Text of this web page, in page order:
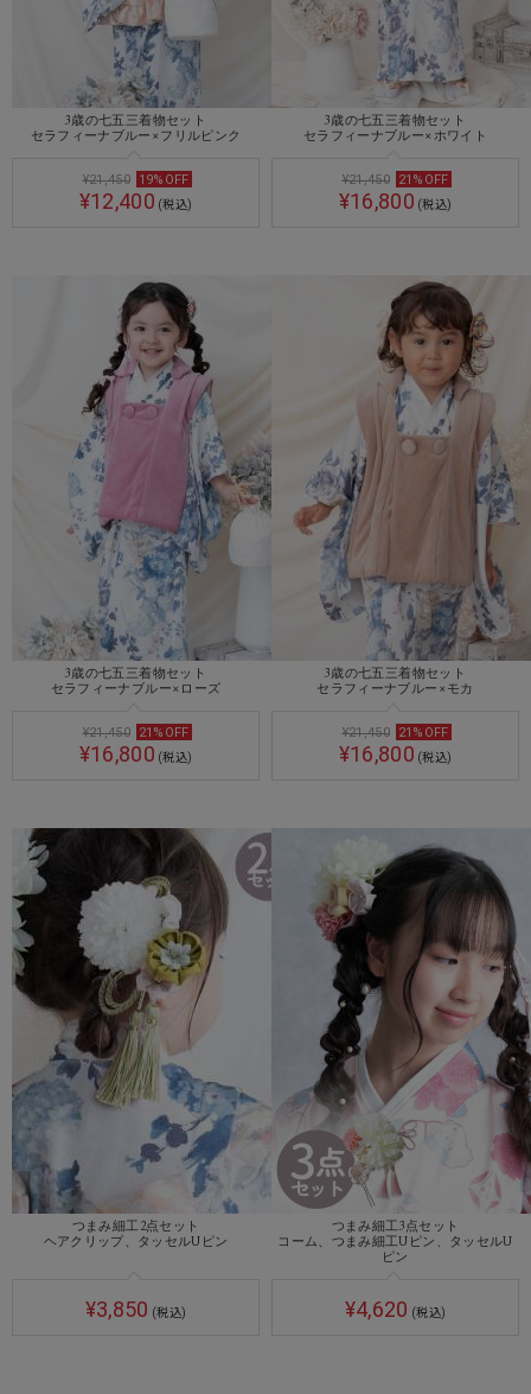
3歳の七五三着物セット
セラフィーナブルー×フリルピンク
¥21,450 19% OFF
¥12,400 (税込)
3歳の七五三着物セット
セラフィーナブルー×ホワイト
¥21,450 21 % OFF
¥16,800 (税込)
3歳の七五三着物セット
セラフィーナブルー×ローズ
¥21,450 21 % OFF
¥16,800 (税込)
3歳の七五三着物セット
セラフィーナブルー×モカ
¥21,450 21 % OFF
¥16,800 (税込)
つまみ細工2点セット
ヘアクリップ、タッセルUピン
¥3,850 (税込)
つまみ細工3点セット
コーム、つまみ細工Uピン、タッセルU
ピン
¥4,620 (税込)